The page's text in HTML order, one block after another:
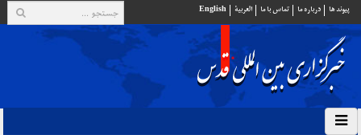
پيوند ها درباره ما تماس با ما العربية English